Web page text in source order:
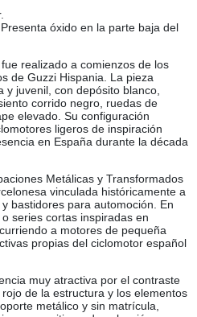
óxido en la parte baja del
realizado a comienzos de los
de Guzzi Hispania. La pieza
y juvenil, con depósito blanco,
corrido negro, ruedas de
elevado. Su configuración
ligeros de inspiración
en España durante la década
Metálicas y Transformados
vinculada históricamente a
bastidores para automoción. En
series cortas inspiradas en
a motores de pequeña
propias del ciclomotor español
muy atractiva por el contraste
de la estructura y los elementos
metálico y sin matrícula,